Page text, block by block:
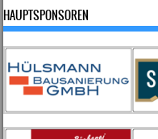
HAUPTSPONSOREN